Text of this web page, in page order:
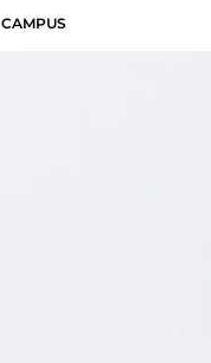
CAMPUS